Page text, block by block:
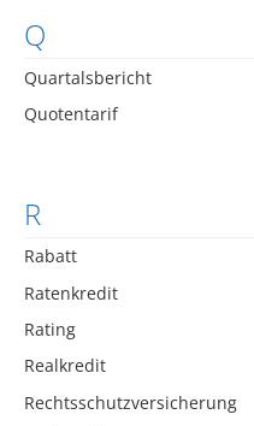
Q
Quartalsbericht
Quotentarif
R
Rabatt
Ratenkredit
Rating
Realkredit
Rechtsschutzversicherung